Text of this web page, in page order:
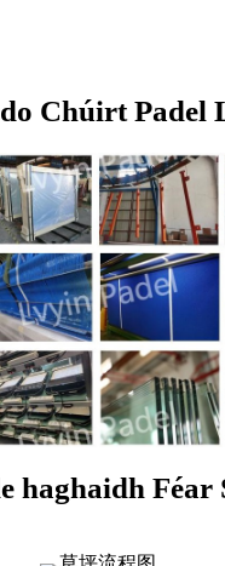
Chúirt Padel
haghaidh Féar